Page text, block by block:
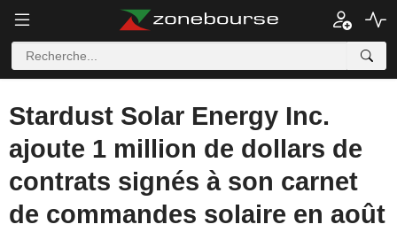
Stardust Solar Energy Inc.
ajoute 1 million de dollars de
contrats signés à son carnet
de commandes solaire en août